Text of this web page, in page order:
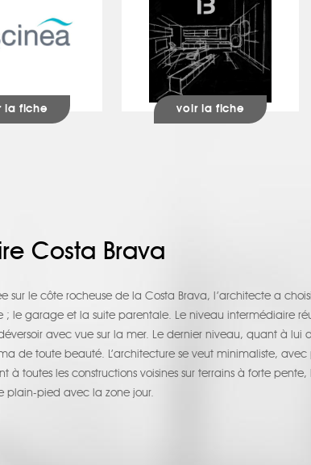
la fiche voir la fiche
Costa Brava
sur le côte rocheuse de la Costa Brava, l’architecte a
; le garage et la suite parentale. Le niveau intermédiaire
avec vue sur la mer. Le dernier niveau, quant à lui
de toute beauté. L’architecture se veut minimaliste,
à toutes les constructions voisines sur terrains à forte
plain-pied avec la zone jour.